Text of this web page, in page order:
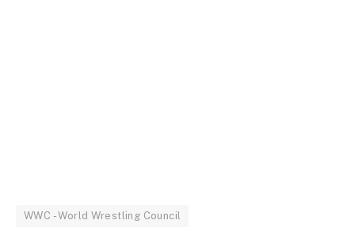
WWC - World Wrestling Council